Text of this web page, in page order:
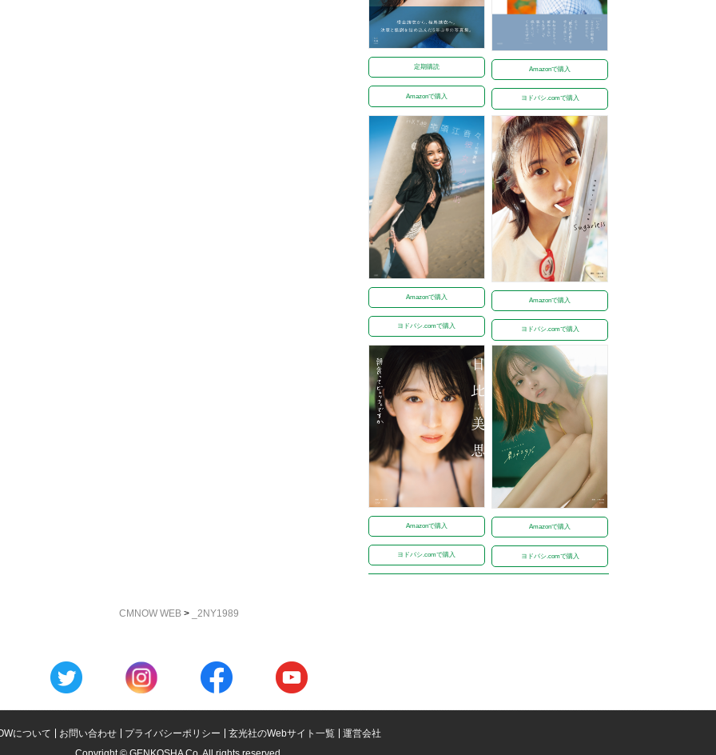
定期購読
Amazonで購入
Amazonで購入
ヨドバシ.comで購入
Amazonで購入
ヨドバシ.comで購入
Amazonで購入
ヨドバシ.comで購入
Amazonで購入
ヨドバシ.comで購入
Amazonで購入
ヨドバシ.comで購入
CMNOW WEB > _2NY1989
について お問い合わせ プライバシーポリシー 玄光社のWebサイト一覧
運営会社